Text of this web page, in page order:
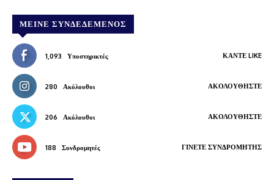
ΜΕΊΝΕ ΣΥΝΔΕΔΕΜΈΝΟΣ
1,093 Υποστηρικτές ΚΆΝΤΕ LIKE
280 Ακόλουθοι ΑΚΟΛΟΥΘΉΣΤΕ
206 Ακόλουθοι ΑΚΟΛΟΥΘΉΣΤΕ
188 Συνδρομητές ΓΊΝΕΤΕ ΣΥΝΔΡΟΜΗΤΉΣ